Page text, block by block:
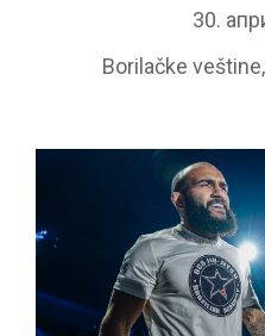
30.
Borilačke veštine,